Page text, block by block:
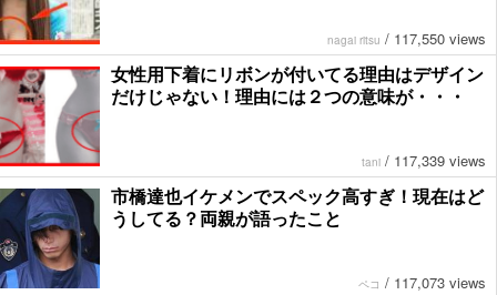
nagai ritsu / 117,550 views
女性用下着にリボンが付いてる理由はデザイン
だけじゃない！理由には２つの意味が・・・
tani / 117,339 views
市橋達也イケメンでスペック高すぎ！現在はど
うしてる？両親が語ったこと
ペコ / 117,073 views